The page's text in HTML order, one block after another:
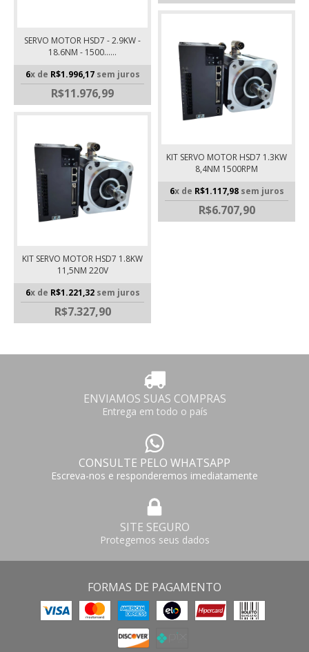
SERVO MOTOR HSD7 - 2.9KW -
18.6NM - 1500......
6x de R$1.996,17sem juros
R$11.976,99
KIT SERVO MOTOR HSD7 1.8KW
11,5NM 220V
6x de R$1.221,32sem juros
R$7.327,90
KIT SERVO MOTOR HSD7 1.3KW
8,4NM 1500RPM
6x de R$1.117,98sem juros
R$6.707,90
ENVIAMOS SUAS COMPRAS
Entrega em todo o país
CONSULTE PELO WHATSAPP
Escreva-nos e responderemos imediatamente
SITE SEGURO
Protegemos seus dados
FORMAS DE PAGAMENTO